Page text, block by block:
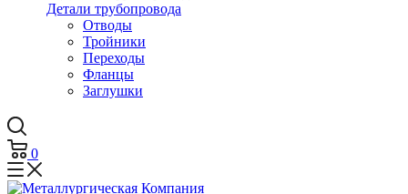
Детали трубопровода
Отводы
Тройники
Переходы
Фланцы
Заглушки
0